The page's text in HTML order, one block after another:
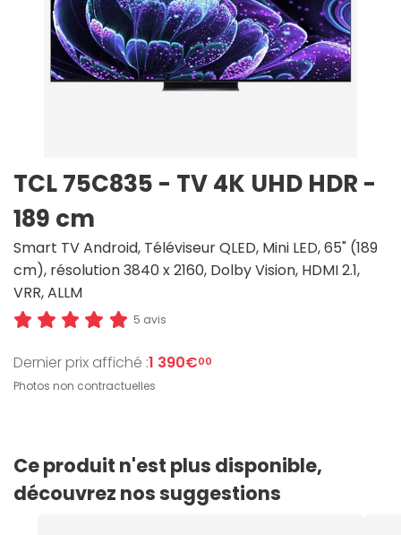
TCL 75C835 - TV 4K UHD HDR -
189 cm
Smart TV Android, Téléviseur QLED, Mini LED, 65" (189
cm), résolution 3840 x 2160, Dolby Vision, HDMI 2.1,
VRR, ALLM
5 avis
Dernier prix affiché :1 390€00
Photos non contractuelles
Ce produit n'est plus disponible,
découvrez nos suggestions